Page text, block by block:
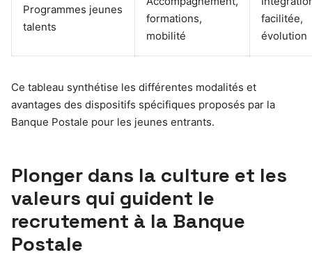
Programmes jeunes
talents
formations,
mobilité
facilitée,
évolution
Ce tableau synthétise les différentes modalités et
avantages des dispositifs spécifiques proposés par la
Banque Postale pour les jeunes entrants.
Plonger dans la culture et les
valeurs qui guident le
recrutement à la Banque
Postale